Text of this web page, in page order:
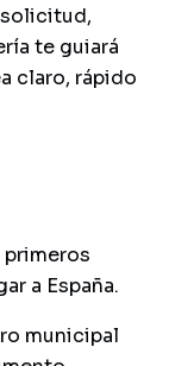
te guiará
claro, rápido
primeros
a España.
municipal